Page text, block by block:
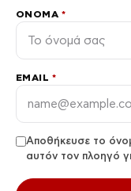
ΌΝΟΜΑ *
EMAIL *
Αποθήκευσε το
αυτόν τον πλοηγό